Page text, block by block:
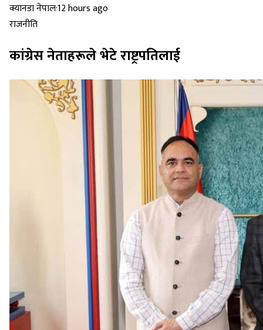
क्यानडा नेपाल·12 hours ago
राजनीति
कांग्रेस नेताहरूले भेटे राष्ट्रपतिलाई